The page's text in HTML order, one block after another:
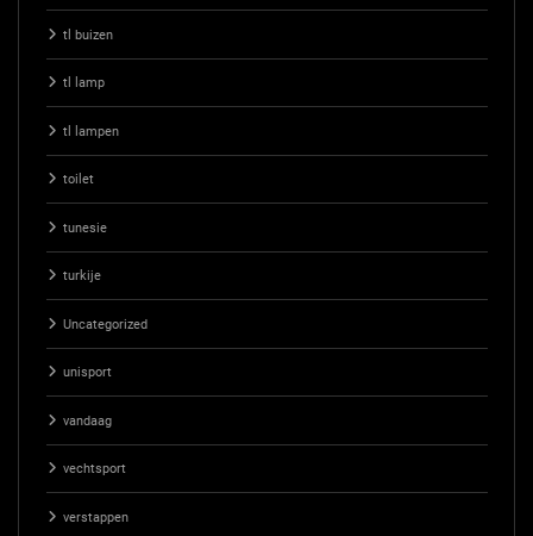
tl buizen
tl lamp
tl lampen
toilet
tunesie
turkije
Uncategorized
unisport
vandaag
vechtsport
verstappen